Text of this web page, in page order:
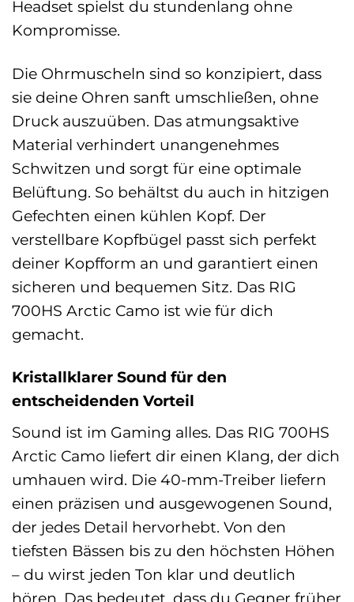
Headset spielst du stundenlang ohne
Kompromisse.
Die Ohrmuscheln sind so konzipiert, dass
sie deine Ohren sanft umschließen, ohne
Druck auszuüben. Das atmungsaktive
Material verhindert unangenehmes
Schwitzen und sorgt für eine optimale
Belüftung. So behältst du auch in hitzigen
Gefechten einen kühlen Kopf. Der
verstellbare Kopfbügel passt sich perfekt
deiner Kopfform an und garantiert einen
sicheren und bequemen Sitz. Das RIG
700HS Arctic Camo ist wie für dich
gemacht.
Kristallklarer Sound für den
entscheidenden Vorteil
Sound ist im Gaming alles. Das RIG 700HS
Arctic Camo liefert dir einen Klang, der dich
umhauen wird. Die 40-mm-Treiber liefern
einen präzisen und ausgewogenen Sound,
der jedes Detail hervorhebt. Von den
tiefsten Bässen bis zu den höchsten Höhen
– du wirst jeden Ton klar und deutlich
hören. Das bedeutet, dass du Gegner früher